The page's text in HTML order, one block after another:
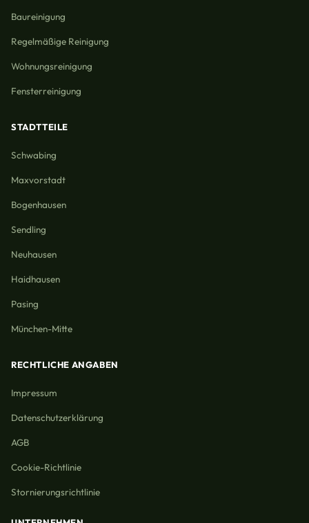
Baureinigung
Regelmäßige Reinigung
Wohnungsreinigung
Fensterreinigung
STADTTEILE
Schwabing
Maxvorstadt
Bogenhausen
Sendling
Neuhausen
Haidhausen
Pasing
München-Mitte
RECHTLICHE ANGABEN
Impressum
Datenschutzerklärung
AGB
Cookie-Richtlinie
Stornierungsrichtlinie